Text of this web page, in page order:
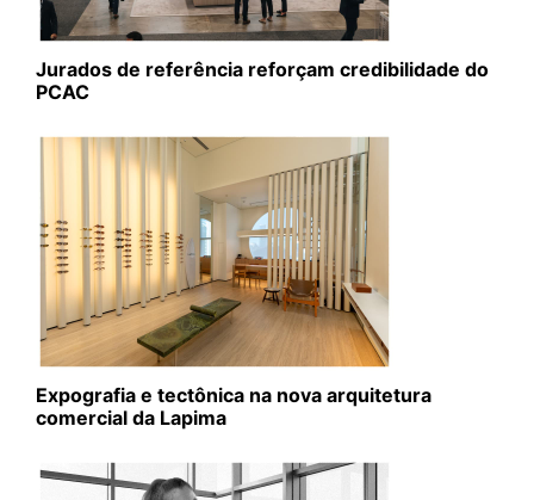
Jurados de referência reforçam credibilidade do
PCAC
Expografia e tectônica na nova arquitetura
comercial da Lapima